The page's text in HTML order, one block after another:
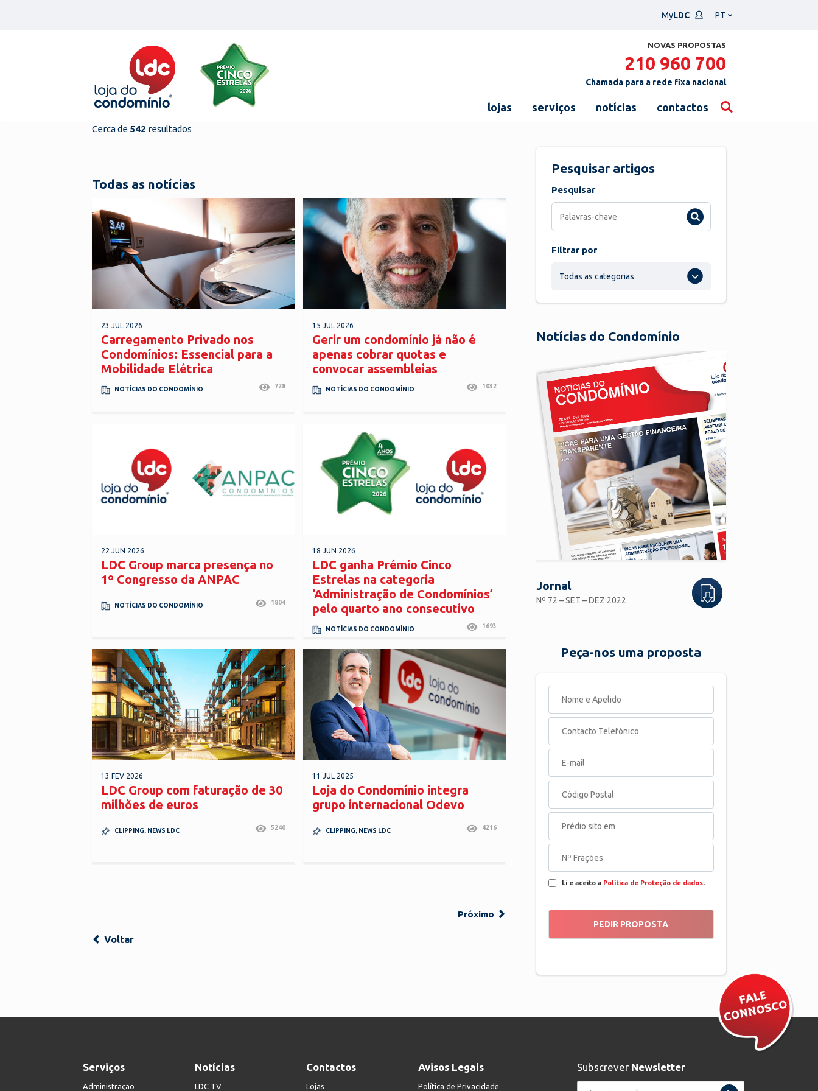
MyLDC
um
NOVAS PROPOSTAS
210 960 700
Chamada para a rede fixa nacional
lojas serviços notícias contactos
Cerca de 542 resultados
Todas as notícias
23 JUL 2026
Carregamento Privado nos
Condomínios: Essencial para a
Mobilidade Elétrica
NOTÍCIAS DO CONDOMÍNIO 728
15 JUL 2026
Gerir um condomínio já não é
apenas cobrar quotas e
convocar assembleias
NOTÍCIAS DO CONDOMÍNIO 1032
22 JUN 2026
LDC Group marca presença no
1º Congresso da ANPAC
NOTÍCIAS DO CONDOMÍNIO 1804
18 JUN 2026
LDC ganha Prémio Cinco
Estrelas na categoria
‘Administração de Condomínios’
pelo quarto ano consecutivo
NOTÍCIAS DO CONDOMÍNIO 1693
13 FEV 2026
LDC Group com faturação de 30
milhões de euros
CLIPPING, NEWS LDC 5240
11 JUL 2025
Loja do Condomínio integra
grupo internacional Odevo
CLIPPING, NEWS LDC 4216
Próximo
Voltar
Pesquisar artigos
Pesquisar
Filtrar por
Todas as categorias
Notícias do Condomínio
Jornal
Nº 72 – SET – DEZ 2022
Peça-nos uma proposta
Li e aceito a Política de Proteção de dados.
Serviços
Administração
Notícias
LDC TV
Contactos
Lojas
Avisos Legais
Política de Privacidade
Subscrever Newsletter